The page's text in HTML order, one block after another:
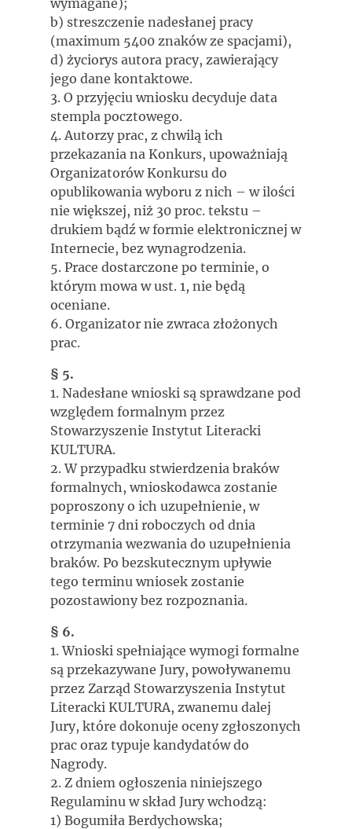
wymagane);
b) streszczenie nadesłanej pracy
(maximum 5400 znaków ze spacjami),
d) życiorys autora pracy, zawierający
jego dane kontaktowe.
3. O przyjęciu wniosku decyduje data
stempla pocztowego.
4. Autorzy prac, z chwilą ich
przekazania na Konkurs, upoważniają
Organizatorów Konkursu do
opublikowania wyboru z nich – w ilości
nie większej, niż 30 proc. tekstu –
drukiem bądź w formie elektronicznej w
Internecie, bez wynagrodzenia.
5. Prace dostarczone po terminie, o
którym mowa w ust. 1, nie będą
oceniane.
6. Organizator nie zwraca złożonych
prac.
§ 5.
1. Nadesłane wnioski są sprawdzane pod
względem formalnym przez
Stowarzyszenie Instytut Literacki
KULTURA.
2. W przypadku stwierdzenia braków
formalnych, wnioskodawca zostanie
poproszony o ich uzupełnienie, w
terminie 7 dni roboczych od dnia
otrzymania wezwania do uzupełnienia
braków. Po bezskutecznym upływie
tego terminu wniosek zostanie
pozostawiony bez rozpoznania.
§ 6.
1. Wnioski spełniające wymogi formalne
są przekazywane Jury, powoływanemu
przez Zarząd Stowarzyszenia Instytut
Literacki KULTURA, zwanemu dalej
Jury, które dokonuje oceny zgłoszonych
prac oraz typuje kandydatów do
Nagrody.
2. Z dniem ogłoszenia niniejszego
Regulaminu w skład Jury wchodzą:
1) Bogumiła Berdychowska;